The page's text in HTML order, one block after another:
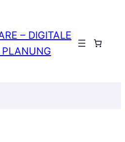
– DIGITALE
Anmelden